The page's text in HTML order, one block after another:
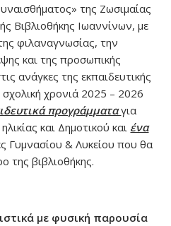
της Ζωσιμαίας
Βιβλιοθήκης Ιωαννίνων, με
φιλαναγνωσίας, την
και της προσωπικής
ανάγκες της εκπαιδευτικής
σχολική χρονιά 2025 – 2026
προγράμματαγια
και Δημοτικού και ένα
Γυμνασίου & Λυκείου που θα
της βιβλιοθήκης.
με φυσική παρουσία